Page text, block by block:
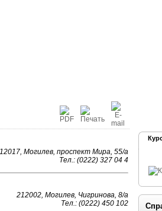
Могилев, проспект Мира, 55/а
Тел.: (0222) 327 04 4
212002, Могилев, Чигринова, 8/а
Тел.: (0222) 450 102